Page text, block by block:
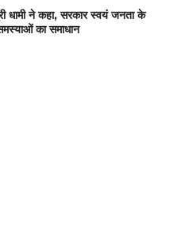
धामी ने कहा, सरकार स्वयं जनता के
का समाधान